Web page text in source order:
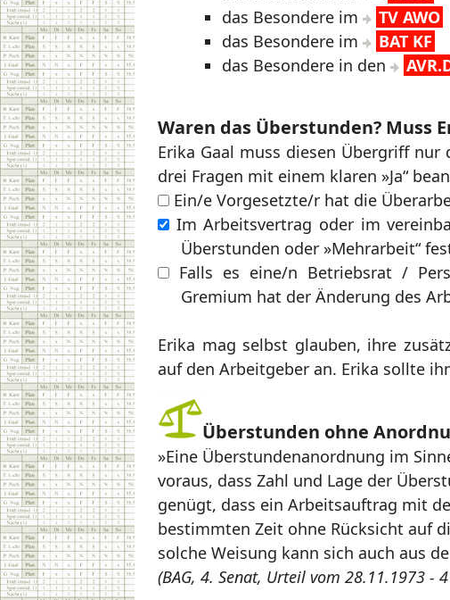
das Besondere im
TV AWO
das Besondere im
BAT KF
das Besondere in den
Waren das Überstunden? Muss
Erika Gaal muss diesen Übergriff
drei Fragen mit einem klaren »Ja“
Ein/e Vorgesetzte/r hat die
Im Arbeitsvertrag oder im
Überstunden oder »Mehrarbeit“
Falls es eine/n Betriebsrat /
Gremium hat der Änderung des
Erika mag selbst glauben, ihre
auf den Arbeitgeber an. Erika sollte
Überstunden ohne
»Eine Überstundenanordnung im
voraus, dass Zahl und Lage der
genügt, dass ein Arbeitsauftrag mit
bestimmten Zeit ohne Rücksicht auf
solche Weisung kann sich auch aus
(BAG, 4. Senat, Urteil vom 28.11.1973 -